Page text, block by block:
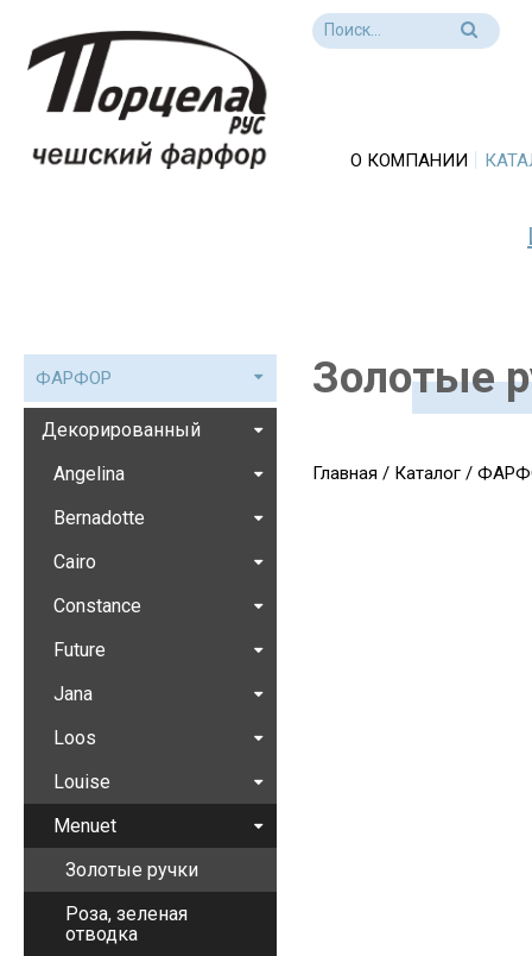
О КОМПАНИИ
Золотые
Главная / Каталог/
ФАРФОР
Декорированный
Angelina
Bernadotte
Cairo
Constance
Future
Jana
Loos
Louise
Menuet
Золотые ручки
Роза, зеленая
отводка